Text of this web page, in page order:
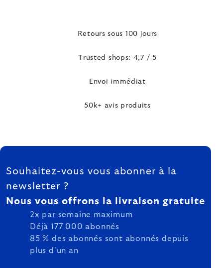
Retours sous 100 jours
Trusted shops: 4,7 / 5
Envoi immédiat
50k+ avis produits
FOOTER
Souhaitez-vous vous abonner à la
newsletter ?
Nous vous offrons la livraison gratuite
2x par semaine maximum
Déjà 177 000 abonnés
85 % des abonnés sont abonnés depuis
plus d'un an